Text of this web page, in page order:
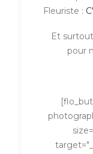
Fleuriste :
Et
pour